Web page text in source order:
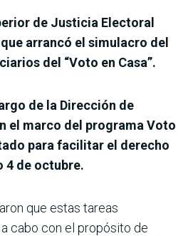
de Justicia Electoral
arrancó el simulacro del
del “Voto en Casa”.
de la Dirección de
el marco del programa Voto
para facilitar el derecho
4 de octubre.
que estas tareas
cabo con el propósito de